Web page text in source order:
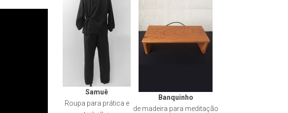
Samuê
Roupa para prática e
Banquinho
de madeira para meditação